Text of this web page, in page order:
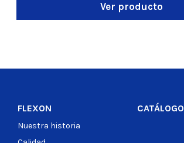
Ver producto
FLEXON
Nuestra historia
CATÁLOGO